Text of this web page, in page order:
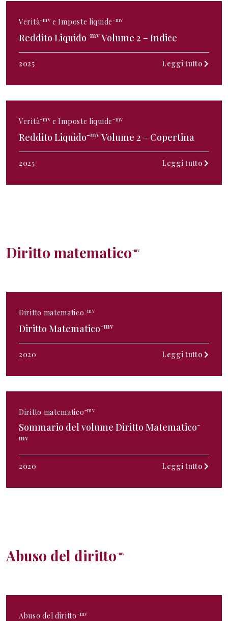
Verità-mv e Imposte liquide-mv
Reddito Liquido-mvVolume 2 – Indice
2025 Leggi tutto
Verità-mv e Imposte liquide-mv
Reddito Liquido-mvVolume 2 – Copertina
2025 Leggi tutto
Diritto matematico-mv
Diritto matematico-mv
Diritto Matematico-mv
2020 Leggi tutto
Diritto matematico-mv
Sommario del volume Diritto Matematico-
mv
2020 Leggi tutto
Abuso del diritto-mv
Abuso del diritto-mv